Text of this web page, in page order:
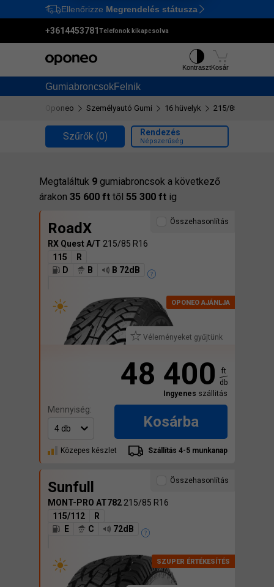
Ctrl M
Ellenőrizze Megrendelés státusza
+3614453781Telefonok kikapcsolva
GumiabroncsokFelnik
KontrasztKosár
Oponeo Személyautó Gumi 16 hüvelyk 215/85 R16
Szűrők (0)
Megtaláltuk 9 gumiabroncsok a következő
árakon 35 600 ft től 55 300 ft ig
Rendezés
Népszerűség
RoadX
RX Quest A/T 215/85 R16
115
R
D
B B 72dB
Véleményeket gyűjtünk
Összehasonlítás
48 400
ft
db
Ingyenes szállitás
Mennyiség:
Kosárba
Közepes készlet Szállítás 4-5 munkanap
Sunfull
MONT-PRO AT782 215/85 R16
115/112
R
E
C 72dB
Összehasonlítás